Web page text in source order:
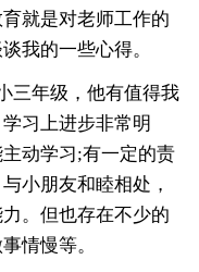
就是对老师工作的
我的一些心得。
年级，他有值得我
习上进步非常明
动学习;有一定的责
小朋友和睦相处，
。但也存在不少的
情慢等。